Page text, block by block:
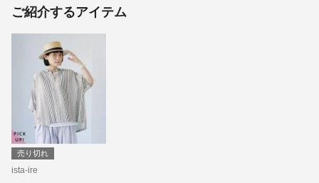
ご紹介するアイテム
売り切れ
ista-ire